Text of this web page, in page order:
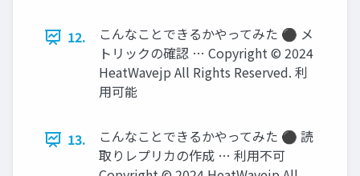
12.
こんなことできるかやってみた ⚫ メ
トリックの確認 … Copyright © 2024
HeatWavejp All Rights Reserved. 利
用可能
13.
こんなことできるかやってみた ⚫ 読
取りレプリカの作成 … 利用不可